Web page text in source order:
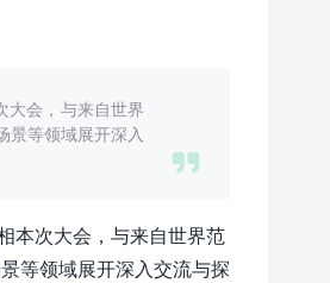

大会，与来自世界
景等领域展开深入
本次大会，与来自世界范
等领域展开深入交流与探